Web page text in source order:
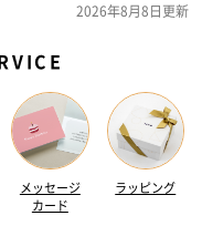
2026年8月8日更新
メッセージ
カード
ラッピング